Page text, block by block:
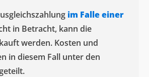
im Falle einer
in Betracht, kann die
werden. Kosten und
in diesem Fall unter den